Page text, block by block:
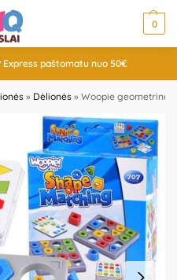
0
paštomatu nuo 50€
» Dėlionės » Woopie geometrinė